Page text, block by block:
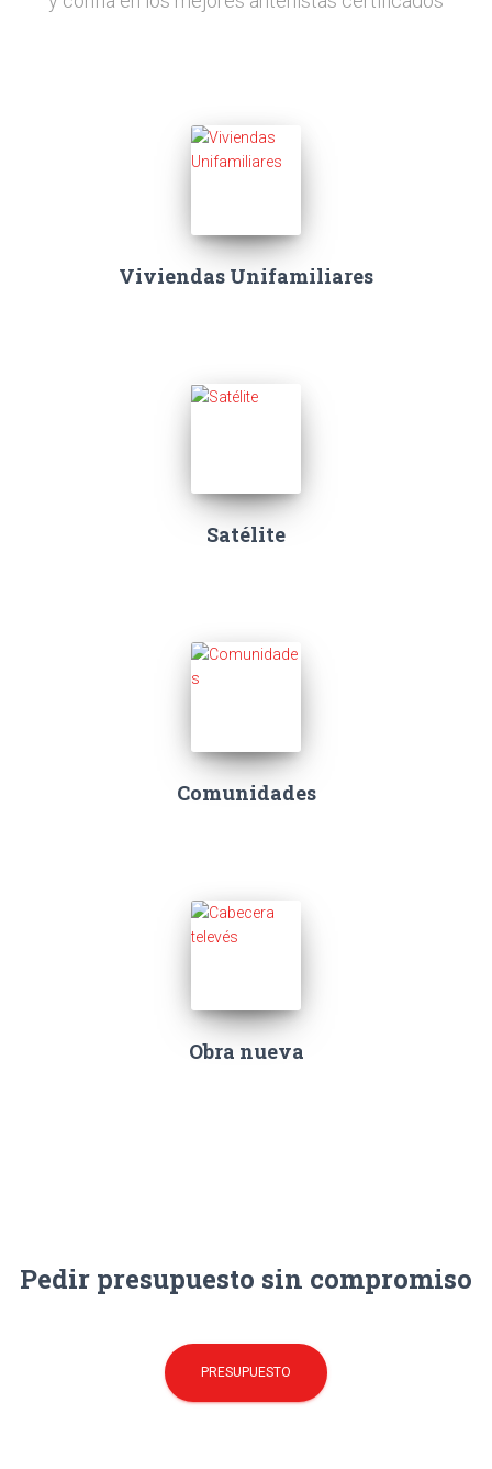
Viviendas Unifamiliares
Satélite
Comunidades
Obra nueva
Pedir presupuesto sin compromiso
PRESUPUESTO